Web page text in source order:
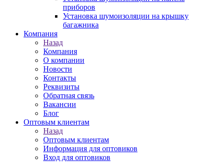
приборов
Установка шумоизоляции на крышку
багажника
Компания
Назад
Компания
О компании
Новости
Контакты
Реквизиты
Обратная связь
Вакансии
Блог
Оптовым клиентам
Назад
Оптовым клиентам
Информация для оптовиков
Вход для оптовиков